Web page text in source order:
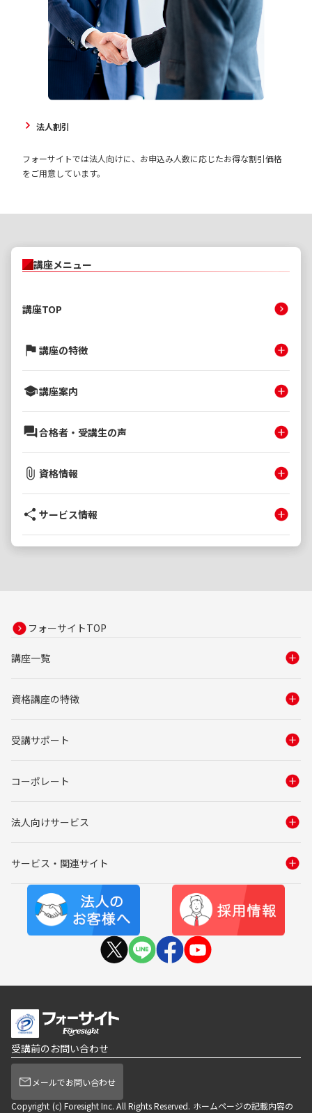
法人割引
フォーサイトでは法人向けに、お申込み人数に応じたお得な割引価格
をご用意しています。
講座メニュー
講座TOP
講座の特徴
講座案内
合格者・受講生の声
資格情報
サービス情報
フォーサイトTOP
講座一覧
資格講座の特徴
受講サポート
コーポレート
法人向けサービス
サービス・関連サイト
受講前のお問い合わせ
メールでお問い合わせ
Copyright (c) Foresight Inc. All Rights Reserved. ホームページの記載内容の